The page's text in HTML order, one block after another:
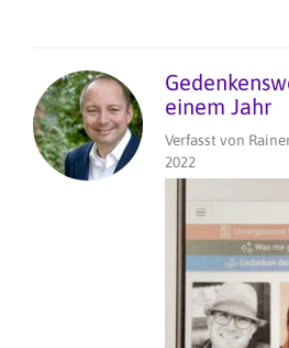
einem Jahr
Verfasst von
2022